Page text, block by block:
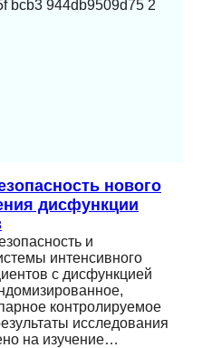
нового
дисфункции
и
интенсивного
с дисфункцией
контролируемое
исследования
на изучение…